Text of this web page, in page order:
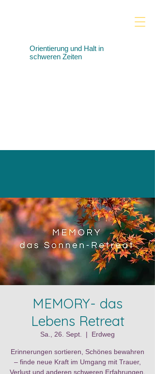
Orientierung und Halt in
schweren Zeiten
MEMORY- das
Lebens Retreat
Sa., 26. Sept.
  |
Erdweg
Erinnerungen sortieren, Schönes bewahren
– finde neue Kraft im Umgang mit Trauer,